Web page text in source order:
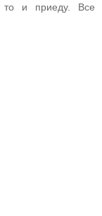
то и приеду. Все